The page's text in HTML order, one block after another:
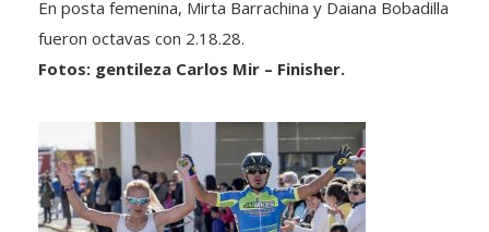
fueron octavas con 2.18.28.
Fotos: gentileza Carlos Mir – Finisher.